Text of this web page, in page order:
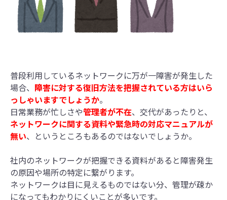
普段利用しているネットワークに万が一障害が発生した
場合、 障害に対する復旧方法を把握されている方はいら
っしゃいますでしょうか。
日常業務が忙しさや管理者が不在、交代があったりと、
ネットワークに関する資料や緊急時の対応マニュアルが
無い、というところもあるのではないでしょうか。
社内のネットワークが把握できる資料があると障害発生
の原因や場所の特定に繋がります。
ネットワークは目に見えるものではない分、管理が疎か
になってもわかりにくいことが多いです。